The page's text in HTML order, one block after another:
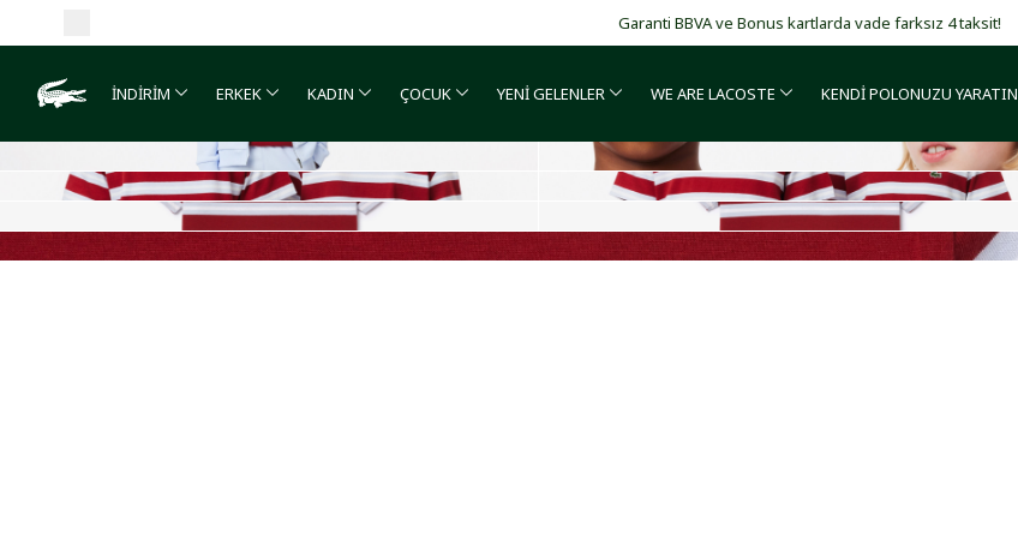
Garanti BBVA ve Bonus kartlarda vade farksız 4 taksit!
İNDİRİM ERKEK KADIN ÇOCUK YENİ GELENLER WE ARE LACOSTE KENDİ POLONUZU YARATIN